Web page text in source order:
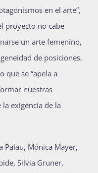
en el arte”,
proyecto no cabe
un arte femenino,
de posiciones,
que se “apela a
nuestras
exigencia de la
Palau, Mónica Mayer,
Silvia Gruner,